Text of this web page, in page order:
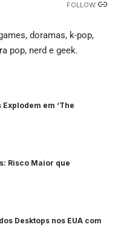
FOLLOW:
doramas, k-pop,
pop, nerd e geek.
em ‘The
Risco Maior que
Desktops nos EUA com